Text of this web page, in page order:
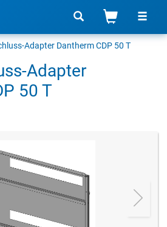
Adapter Dantherm CDP 50 T
Adapter
50 T